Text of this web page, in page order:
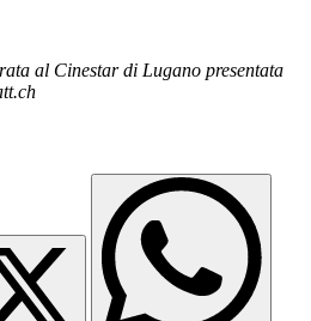
al Cinestar di Lugano presentata